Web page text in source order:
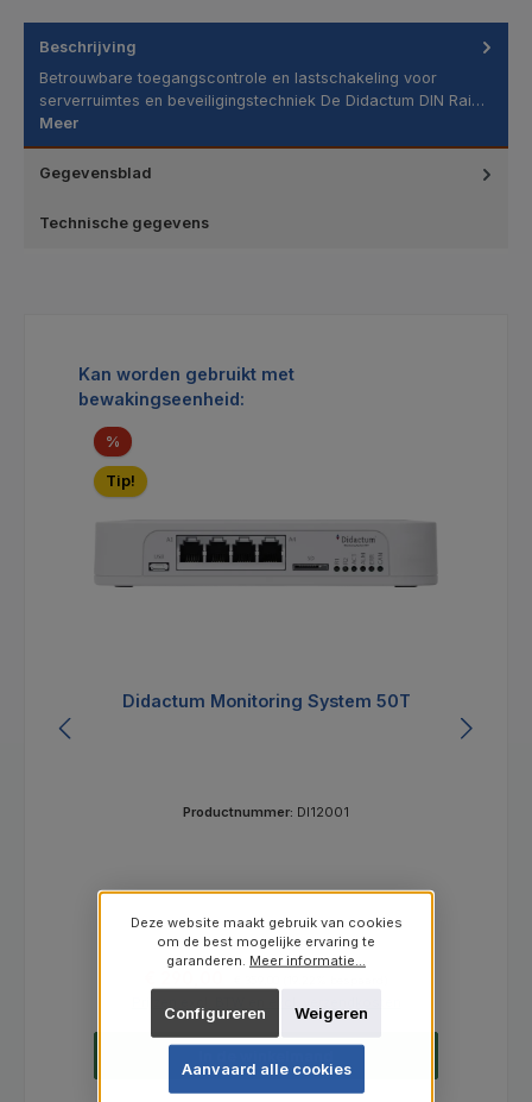
Beschrijving
Betrouwbare toegangscontrole en lastschakeling voor
serverruimtes en beveiligingstechniek De Didactum DIN Rai…
Meer
Gegevensblad
Technische gegevens
Productgalerij overslaan
Kan worden gebruikt met
bewakingseenheid:
%Korting
Tip!
Didactum Monitoring System 50T
Productnummer: DI12001
Deze website maakt gebruik van cookies
om de best mogelijke ervaring te
garanderen. Meer informatie...
Weigeren
Configureren
Aanvaard alle cookies